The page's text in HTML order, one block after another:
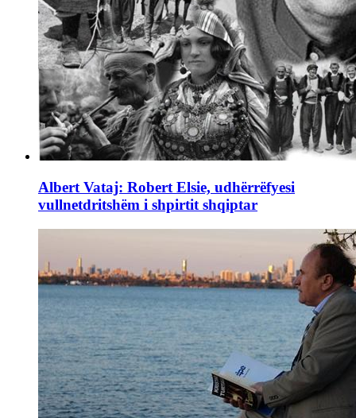
Albert Vataj: Robert Elsie, udhërrëfyesi
vullnetdritshëm i shpirtit shqiptar